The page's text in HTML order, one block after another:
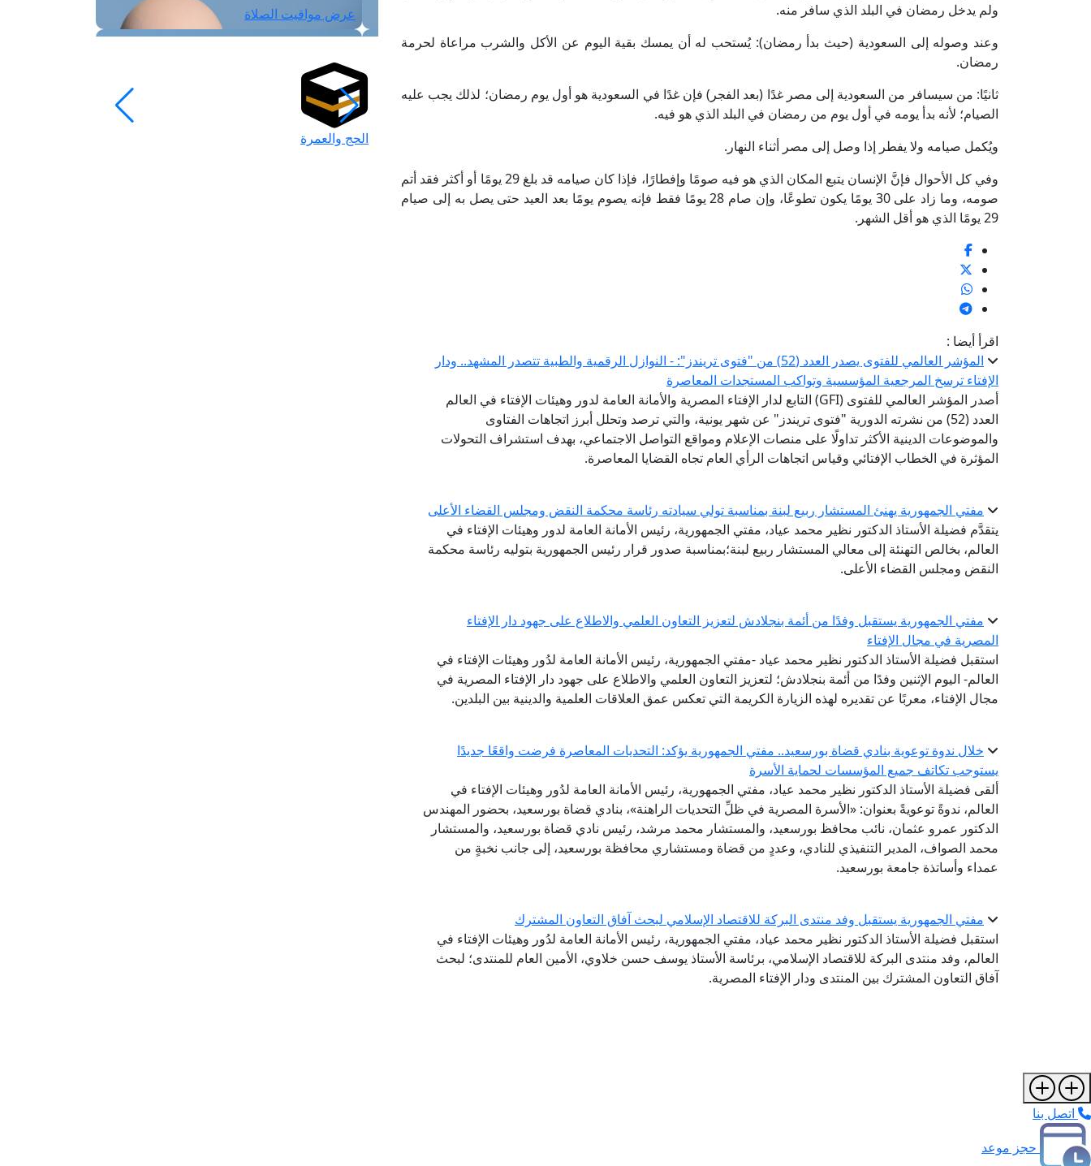
ولم يدخل رمضان في البلد الذي سافر منه.
وعند وصوله إلى السعودية (حيث بدأ رمضان): يُستحب له أن يمسك بقية اليوم عن الأكل والشرب مراعاة لحرمة
رمضان.
ثانيًا: من سيسافر من السعودية إلى مصر غدًا (بعد الفجر) فإن غدًا في السعودية هو أول يوم رمضان؛ لذلك يجب عليه
الصيام؛ لأنه بدأ يومه في أول يوم من رمضان في البلد الذي هو فيه.
ويُكمل صيامه ولا يفطر إذا وصل إلى مصر أثناء النهار.
وفي كل الأحوال فإنَّ الإنسان يتبع المكان الذي هو فيه صومًا وإفطارًا، فإذا كان صيامه قد بلغ 29 يومًا أو أكثر فقد أتم
صومه، وما زاد على 30 يومًا يكون تطوعًا، وإن صام 28 يومًا فقط فإنه يصوم يومًا بعد العيد حتى يصل به إلى صيام
29 يومًا الذي هو أقل الشهر.
اقرأ أيضا :
المؤشر العالمي للفتوى يصدر العدد (52) من "فتوى تريندز": - النوازل الرقمية والطبية تتصدر المشهد.. ودار
الإفتاء ترسخ المرجعية المؤسسية وتواكب المستجدات المعاصرة
أصدر المؤشر العالمي للفتوى (GFI) التابع لدار الإفتاء المصرية والأمانة العامة لدور وهيئات الإفتاء في العالم
العدد (52) من نشرته الدورية "فتوى تريندز" عن شهر يونية، والتي ترصد وتحلل أبرز اتجاهات الفتاوى
والموضوعات الدينية الأكثر تداولًا على منصات الإعلام ومواقع التواصل الاجتماعي، بهدف استشراف التحولات
المؤثرة في الخطاب الإفتائي وقياس اتجاهات الرأي العام تجاه القضايا المعاصرة.
مفتي الجمهورية يهنئ المستشار ربيع لبنة بمناسبة تولي سيادته رئاسة محكمة النقض ومجلس القضاء الأعلى
يتقدَّم فضيلة الأستاذ الدكتور نظير محمد عياد، مفتي الجمهورية، رئيس الأمانة العامة لدور وهيئات الإفتاء في
العالم، بخالص التهنئة إلى معالي المستشار ربيع لبنة؛بمناسبة صدور قرار رئيس الجمهورية بتوليه رئاسة محكمة
النقض ومجلس القضاء الأعلى.
مفتي الجمهورية يستقبل وفدًا من أئمة بنجلادش لتعزيز التعاون العلمي والاطلاع على جهود دار الإفتاء
المصرية في مجال الإفتاء
استقبل فضيلة الأستاذ الدكتور نظير محمد عياد -مفتي الجمهورية، رئيس الأمانة العامة لدُور وهيئات الإفتاء في
العالم- اليوم الإثنين وفدًا من أئمة بنجلادش؛ لتعزيز التعاون العلمي والاطلاع على جهود دار الإفتاء المصرية في
مجال الإفتاء، معربًا عن تقديره لهذه الزيارة الكريمة التي تعكس عمق العلاقات العلمية والدينية بين البلدين.
خلال ندوة توعوية بنادي قضاة بورسعيد.. مفتي الجمهورية يؤكد: التحديات المعاصرة فرضت واقعًا جديدًا
يستوجب تكاتف جميع المؤسسات لحماية الأسرة
ألقى فضيلة الأستاذ الدكتور نظير محمد عياد، مفتي الجمهورية، رئيس الأمانة العامة لدُور وهيئات الإفتاء في
العالم، ندوةً توعويةً بعنوان: «الأسرة المصرية في ظلِّ التحديات الراهنة»، بنادي قضاة بورسعيد، بحضور المهندس
الدكتور عمرو عثمان، نائب محافظ بورسعيد، والمستشار محمد مرشد، رئيس نادي قضاة بورسعيد، والمستشار
محمد الصواف، المدير التنفيذي للنادي، وعددٍ من قضاة ومستشاري محافظة بورسعيد، إلى جانب نخبةٍ من
عمداء وأساتذة جامعة بورسعيد.
مفتي الجمهورية يستقبل وفد منتدى البركة للاقتصاد الإسلامي لبحث آفاق التعاون المشترك
استقبل فضيلة الأستاذ الدكتور نظير محمد عياد، مفتي الجمهورية، رئيس الأمانة العامة لدُور وهيئات الإفتاء في
العالم، وفد منتدى البركة للاقتصاد الإسلامي، برئاسة الأستاذ يوسف حسن خلاوي، الأمين العام للمنتدى؛ لبحث
آفاق التعاون المشترك بين المنتدى ودار الإفتاء المصرية.
عرض مواقيت الصلاة
الحج والعمرة
اتصل بنا
حجز موعد